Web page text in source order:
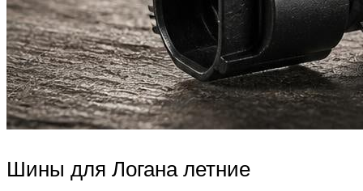
Шины для Логана летние